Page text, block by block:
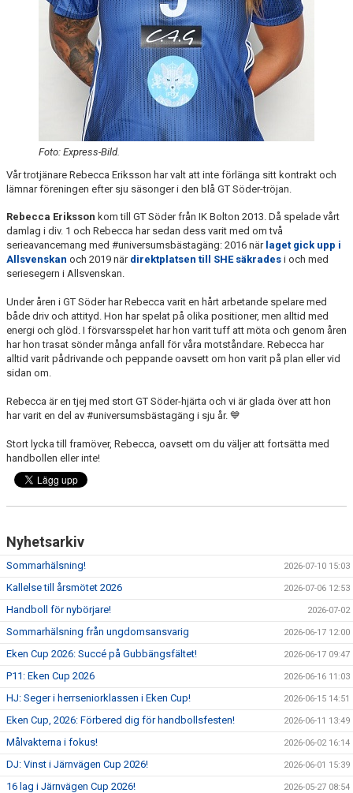
Foto: Express-Bild.
Vår trotjänare Rebecca Eriksson har valt att inte förlänga sitt kontrakt och
lämnar föreningen efter sju säsonger i den blå GT Söder-tröjan.
Rebecca Eriksson kom till GT Söder från IK Bolton 2013. Då spelade vårt
damlag i div. 1 och Rebecca har sedan dess varit med om två
serieavancemang med #universumsbästagäng: 2016 när laget gick upp i
Allsvenskan och 2019 när direktplatsen till SHE säkrades i och med
seriesegern i Allsvenskan.
Under åren i GT Söder har Rebecca varit en hårt arbetande spelare med
både driv och attityd. Hon har spelat på olika positioner, men alltid med
energi och glöd. I försvarsspelet har hon varit tuff att möta och genom åren
har hon trasat sönder många anfall för våra motståndare. Rebecca har
alltid varit pådrivande och peppande oavsett om hon varit på plan eller vid
sidan om.
Rebecca är en tjej med stort GT Söder-hjärta och vi är glada över att hon
har varit en del av #universumsbästagäng i sju år. 💙
Stort lycka till framöver, Rebecca, oavsett om du väljer att fortsätta med
handbollen eller inte!
Nyhetsarkiv
Sommarhälsning! 2026-07-10 15:03
Kallelse till årsmötet 2026 2026-07-06 12:53
Handboll för nybörjare! 2026-07-02
Sommarhälsning från ungdomsansvarig 2026-06-17 12:00
Eken Cup 2026: Succé på Gubbängsfältet! 2026-06-17 09:47
P11: Eken Cup 2026 2026-06-16 11:03
HJ: Seger i herrseniorklassen i Eken Cup! 2026-06-15 14:51
Eken Cup, 2026: Förbered dig för handbollsfesten! 2026-06-11 13:49
Målvakterna i fokus! 2026-06-02 16:14
DJ: Vinst i Järnvägen Cup 2026! 2026-06-01 15:39
16 lag i Järnvägen Cup 2026! 2026-05-27 08:54